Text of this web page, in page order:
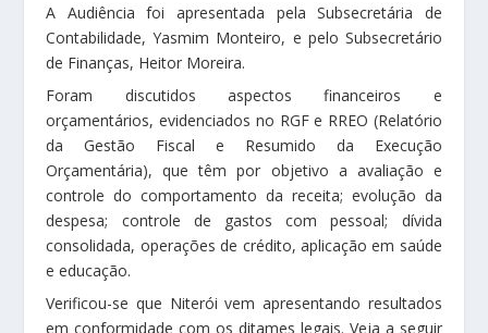
A Audiência foi apresentada pela Subsecretária de
Contabilidade, Yasmim Monteiro, e pelo Subsecretário
de Finanças, Heitor Moreira.
Foram discutidos aspectos financeiros e
orçamentários, evidenciados no RGF e RREO (Relatório
da Gestão Fiscal e Resumido da Execução
Orçamentária), que têm por objetivo a avaliação e
controle do comportamento da receita; evolução da
despesa; controle de gastos com pessoal; dívida
consolidada, operações de crédito, aplicação em saúde
e educação.
Verificou-se que Niterói vem apresentando resultados
em conformidade com os ditames legais. Veja a seguir